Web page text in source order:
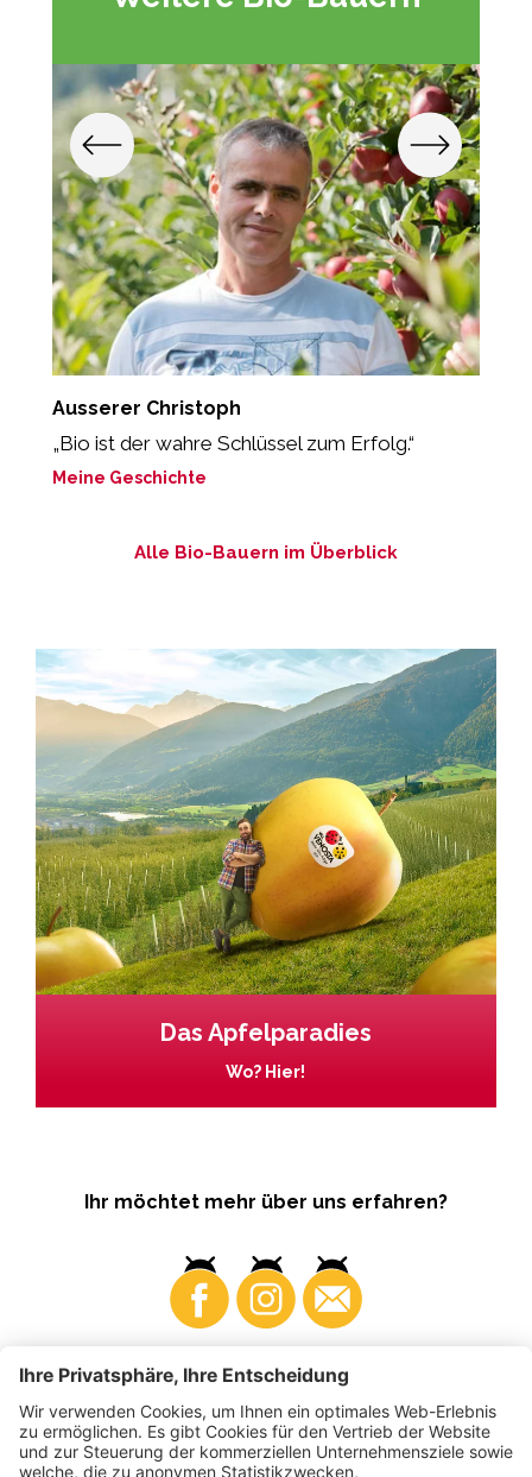
Ausserer Christoph
„Bio ist der wahre Schlüssel zum Erfolg.“
Meine Geschichte
Alle Bio-Bauern im Überblick
Das Apfelparadies
Wo? Hier!
Ihr möchtet mehr über uns erfahren?
Business Produzenten